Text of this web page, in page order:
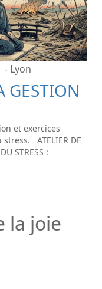
- Lyon
et exercices
ATELIER DE
STRESS :
la joie